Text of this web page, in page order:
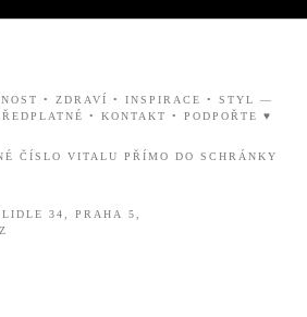
•ZDRAVÍ •INSPIRACE •STYL
—
•KONTAKT •PODPOŘTE ♥
ČÍSLO VITALU PŘÍMO DO SCHRÁNKY
34, PRAHA 5,